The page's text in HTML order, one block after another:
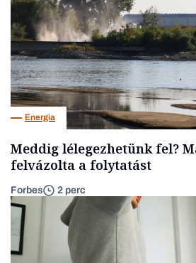
Energia
Meddig lélegezhetünk fel?
felvázolta a folytatást
Forbes 2 perc